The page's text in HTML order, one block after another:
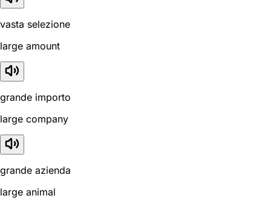
vasta selezione
large amount
grande importo
large company
grande azienda
large animal